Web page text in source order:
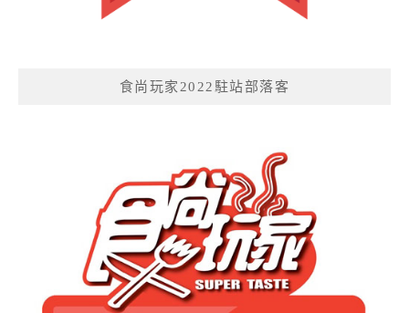
食尚玩家2022駐站部落客